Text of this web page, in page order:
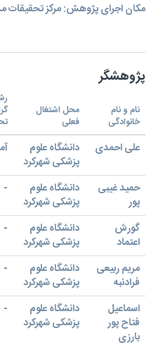
مکان اجرای پژوهش: مرکز
پژوهشگر
نام و نام
خانوادگی
محل اشتغال
فعلی
علی احمدی
دانشگاه علوم
پزشکی شهرکرد
حمید غیبی
پور
دانشگاه علوم
پزشکی شهرکرد
-
گورش
اعتماد
دانشگاه علوم
پزشکی شهرکرد
-
مریم ربیعی
فرادنبه
دانشگاه علوم
پزشکی شهرکرد
-
اسماعیل
فتاح پور
بارزی
دانشگاه علوم
پزشکی شهرکرد
-